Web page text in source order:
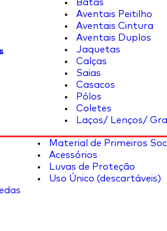
Batas
Aventais Peitilho
Aventais Cintura
Aventais Duplos
Jaquetas
Calças
Saias
Casacos
Pólos
Coletes
Laços/ Lenços/
Material de Primeiros
Acessórios
Luvas de Proteção
Uso Único (descartáveis)